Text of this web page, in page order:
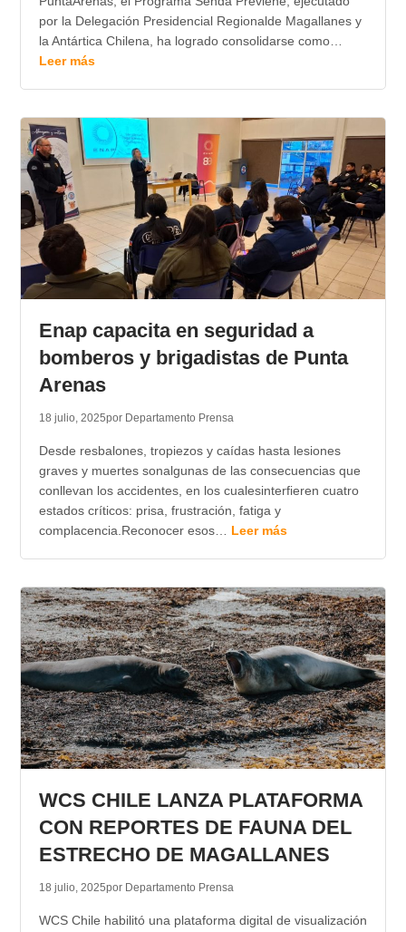
por la Delegación Presidencial Regionalde Magallanes y
la Antártica Chilena, ha logrado consolidarse como…
Leer más
Enap capacita en seguridad a
bomberos y brigadistas de Punta
Arenas
18 julio, 2025por Departamento Prensa
Desde resbalones, tropiezos y caídas hasta lesiones
graves y muertes sonalgunas de las consecuencias que
conllevan los accidentes, en los cualesinterfieren cuatro
estados críticos: prisa, frustración, fatiga y
complacencia.Reconocer esos… Leer más
WCS CHILE LANZA PLATAFORMA
CON REPORTES DE FAUNA DEL
ESTRECHO DE MAGALLANES
18 julio, 2025por Departamento Prensa
WCS Chile habilitó una plataforma digital de visualización